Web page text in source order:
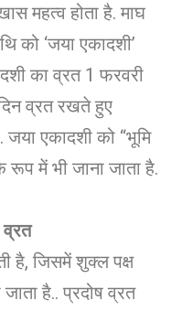
महत्व होता है. माघ
को ‘जया एकादशी’
का व्रत 1 फरवरी
व्रत रखते हुए
जया एकादशी को “भूमि
रूप में भी जाना जाता है.
व्रत
है, जिसमें शुक्ल पक्ष
है.. प्रदोष व्रत